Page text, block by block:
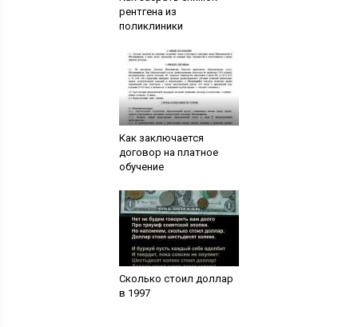
рентгена из
поликлиники
Как заключается
договор на платное
обучение
Сколько стоил доллар
в 1997